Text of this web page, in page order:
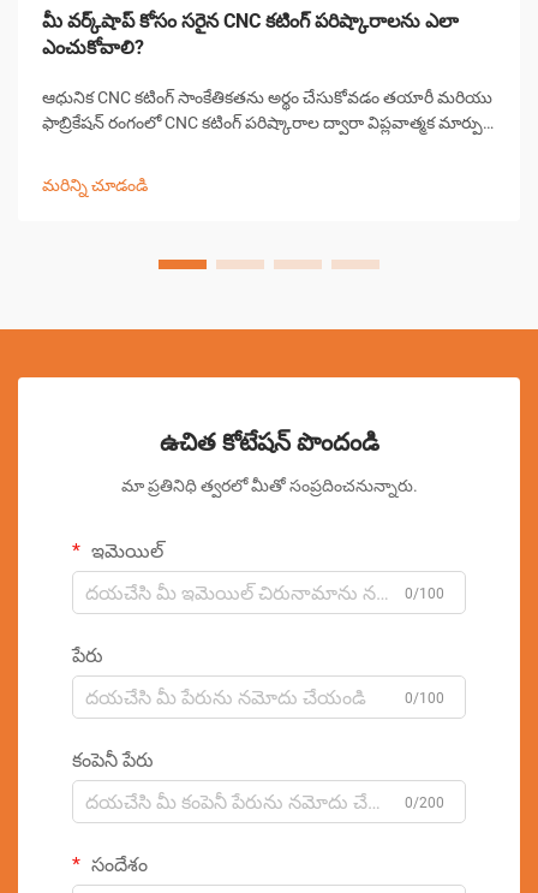
మీ వర్క్‌షాప్ కోసం సరైన CNC కటింగ్ పరిష్కారాలను ఎలా
ఎంచుకోవాలి?
ఆధునిక CNC కటింగ్ సాంకేతికతను అర్థం చేసుకోవడం తయారీ మరియు
ఫాబ్రికేషన్ రంగంలో CNC కటింగ్ పరిష్కారాల ద్వారా విప్లవాత్మక మార్పు
మరిన్ని చూడండి
ఉచిత కోటేషన్ పొందండి
మా ప్రతినిధి త్వరలో మీతో సంప్రదించనున్నారు.
ఇమెయిల్
0/100
పేరు
0/100
కంపెనీ పేరు
0/200
సందేశం